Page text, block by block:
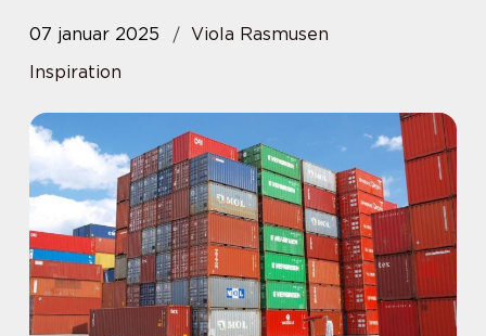
07 januar 2025
Viola Rasmusen
Inspiration